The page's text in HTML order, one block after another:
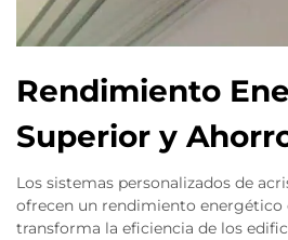
Rendimiento
Superior y
Los sistemas personalizados de
ofrecen un rendimiento energético
transforma la eficiencia de los